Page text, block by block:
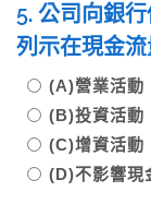
5. 公司向銀
列示在現金
(A)營業活
(B)投資活
(C)增資活
(D)不影響現